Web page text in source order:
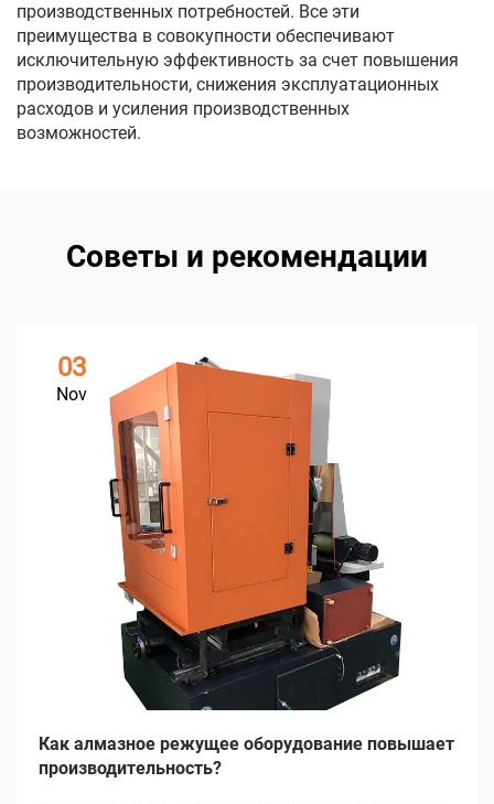
производственных потребностей. Все эти
преимущества в совокупности обеспечивают
исключительную эффективность за счет повышения
производительности, снижения эксплуатационных
расходов и усиления производственных
возможностей.
Советы и рекомендации
03
Nov
Как алмазное режущее оборудование повышает
производительность?